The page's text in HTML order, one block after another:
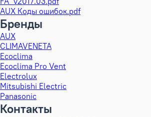
AUX Коды ошибок.pdf
Бренды
AUX
CLIMAVENETA
Ecoclima
Ecoclima Pro Vent
Electrolux
Mitsubishi Electric
Panasonic
Контакты